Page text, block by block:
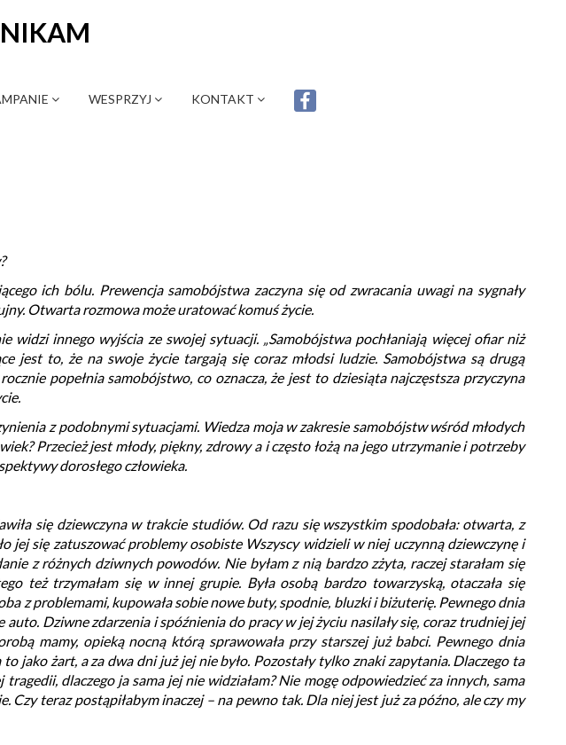
WESPRZYJ KONTAKT
ich bólu. Prewencja samobójstwa zaczyna się od zwracania uwagi na sygnały
Otwarta rozmowa może uratować komuś życie.
innego wyjścia ze swojej sytuacji. „Samobójstwa pochłaniają więcej ofiar niż
jest to, że na swoje życie targają się coraz młodsi ludzie. Samobójstwa są drugą
popełnia samobójstwo, co oznacza, że jest to dziesiąta najczęstsza przyczyna
z podobnymi sytuacjami. Wiedza moja w zakresie samobójstw wśród młodych
Przecież jest młody, piękny, zdrowy a i często łożą na jego utrzymanie i potrzeby
dorosłego człowieka.
się dziewczyna w trakcie studiów. Od razu się wszystkim spodobała: otwarta, z
jej się zatuszować problemy osobiste Wszyscy widzieli w niej uczynną dziewczynę i
z różnych dziwnych powodów. Nie byłam z nią bardzo zżyta, raczej starałam się
też trzymałam się w innej grupie. Była osobą bardzo towarzyską, otaczała się
z problemami, kupowała sobie nowe buty, spodnie, bluzki i biżuterię. Pewnego dnia
Dziwne zdarzenia i spóźnienia do pracy w jej życiu nasilały się, coraz trudniej jej
mamy, opieką nocną którą sprawowała przy starszej już babci. Pewnego dnia
jako żart, a za dwa dni już jej nie było. Pozostały tylko znaki zapytania. Dlaczego ta
dlaczego ja sama jej nie widziałam? Nie mogę odpowiedzieć za innych, sama
Czy teraz postąpiłabym inaczej – na pewno tak. Dla niej jest już za późno, ale czy my